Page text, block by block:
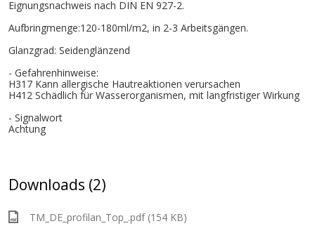
Eignungsnachweis nach DIN EN 927-2.
Aufbringmenge:120-180ml/m2, in 2-3 Arbeitsgängen.
Glanzgrad: Seidenglänzend
- Gefahrenhinweise:
H317 Kann allergische Hautreaktionen verursachen
H412 Schädlich für Wasserorganismen, mit langfristiger Wirkung
- Signalwort
Achtung
Downloads (2)
TM_DE_profilan_Top_.pdf (154 KB)